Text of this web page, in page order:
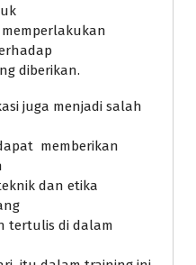
diberikan.
juga menjadi salah
memberikan
dan etika
tertulis di dalam